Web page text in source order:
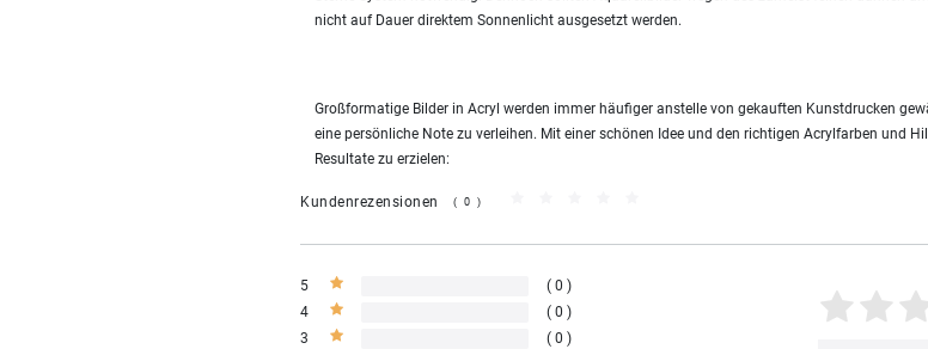
nicht auf Dauer direktem Sonnenlicht ausgesetzt werden.
Großformatige Bilder in Acryl werden immer häufiger anstelle von gekauften Kunstdrucken
eine persönliche Note zu verleihen. Mit einer schönen Idee und den richtigen Acrylfarben und
Resultate zu erzielen:
Kundenrezensionen (0)
5
0
4
0
3
0